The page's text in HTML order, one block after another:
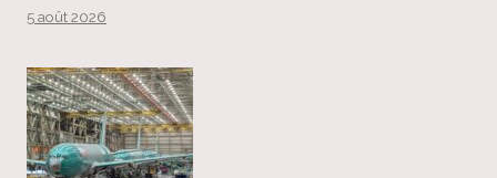
5 août 2026